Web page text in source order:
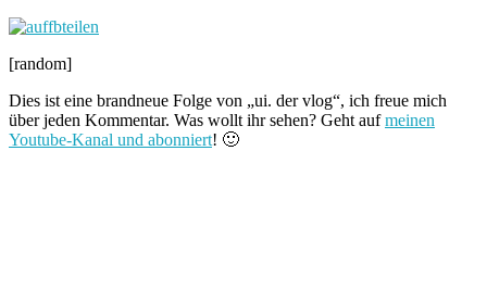
[random]
Dies ist eine brandneue Folge von „ui. der vlog“, ich freue mich
über jeden Kommentar. Was wollt ihr sehen? Geht aufmeinen
Youtube-Kanal und abonniert! 🙂